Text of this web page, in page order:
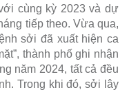
cùng kỳ 2023 và dự
tiếp theo. Vừa qua,
sởi đã xuất hiện ca
thành phố ghi nhận
năm 2024, tất cả đều
Trong khi đó, sởi lây